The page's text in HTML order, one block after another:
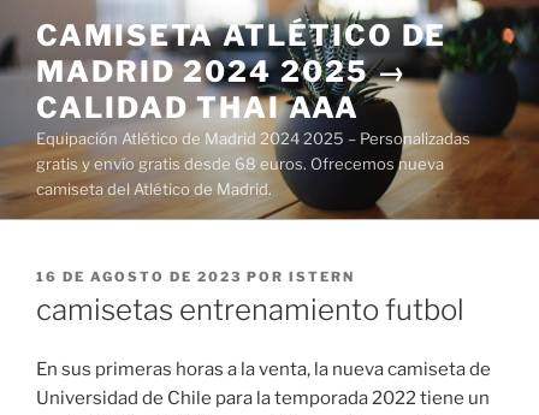
al
contenido
CAMISETA ATLÉTICO DE
MADRID 2024 2025 →
CALIDAD THAI AAA
Equipación Atlético de Madrid 2024 2025 – Personalizadas
gratis y envío gratis desde 68 euros. Ofrecemos nueva
camiseta del Atlético de Madrid.
PUBLICADO
16 DE AGOSTO DE 2023 POR ISTERN
camisetas entrenamiento futbol
En sus primeras horas a la venta, la nueva camiseta de
Universidad de Chile para la temporada 2022 tiene un